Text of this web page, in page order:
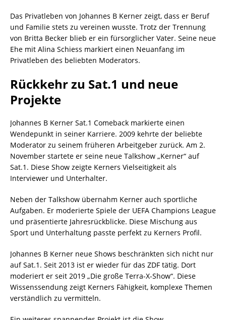
Das Privatleben von Johannes B Kerner zeigt, dass er Beruf
und Familie stets zu vereinen wusste. Trotz der Trennung
von Britta Becker blieb er ein fürsorglicher Vater. Seine neue
Ehe mit Alina Schiess markiert einen Neuanfang im
Privatleben des beliebten Moderators.
Rückkehr zu Sat.1 und neue
Projekte
Johannes B Kerner Sat.1 Comeback markierte einen
Wendepunkt in seiner Karriere. 2009 kehrte der beliebte
Moderator zu seinem früheren Arbeitgeber zurück. Am 2.
November startete er seine neue Talkshow „Kerner“ auf
Sat.1. Diese Show zeigte Kerners Vielseitigkeit als
Interviewer und Unterhalter.
Neben der Talkshow übernahm Kerner auch sportliche
Aufgaben. Er moderierte Spiele der UEFA Champions League
und präsentierte Jahresrückblicke. Diese Mischung aus
Sport und Unterhaltung passte perfekt zu Kerners Profil.
Johannes B Kerner neue Shows beschränkten sich nicht nur
auf Sat.1. Seit 2013 ist er wieder für das ZDF tätig. Dort
moderiert er seit 2019 „Die große Terra-X-Show“. Diese
Wissenssendung zeigt Kerners Fähigkeit, komplexe Themen
verständlich zu vermitteln.